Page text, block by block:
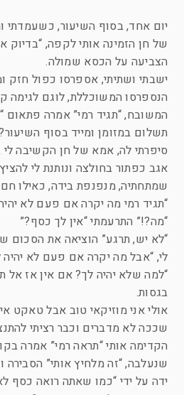
יום אחד, בסוף השיעור, כשעמדתי
של חן הזמינה אותי לקפה, “בדיוק
הצביעה על הכסא שמולה.
ישבתי ושתיתי, אספרסו כפול חזק
הנספרסו המשוכללת, לוגם לגימה
המשובח, “תגיד רמי” אמרה
תשלום במזומן ומייד בסוף
סיפרתי לה, אמא של חן הקשיבה
אגב כפתור בחולצה ונותנת לי
שמתחתיה, מנפנפת בידה, כאילו
“תגיד רמי מה יקרה אם פעם לא
“מה?!” התרעמתי “אין לך כסף?”
“לא יש, תרגע” הוציאה את הסכום
לי, “אבל מה יקרה אם פעם לא
“למה שלא יהיה לך? אם אין אז אל
בגסות.
אולי אני מוזיקאי טוב אבל טאקט
שככה לא מדברים וכבר רציתי
הקדימה אותי “תראה רמי” אמרה
שנעלבה, “זה מלחיץ אותי” הסבירה
ידה על ידי “כמו שאתה רואה כסף